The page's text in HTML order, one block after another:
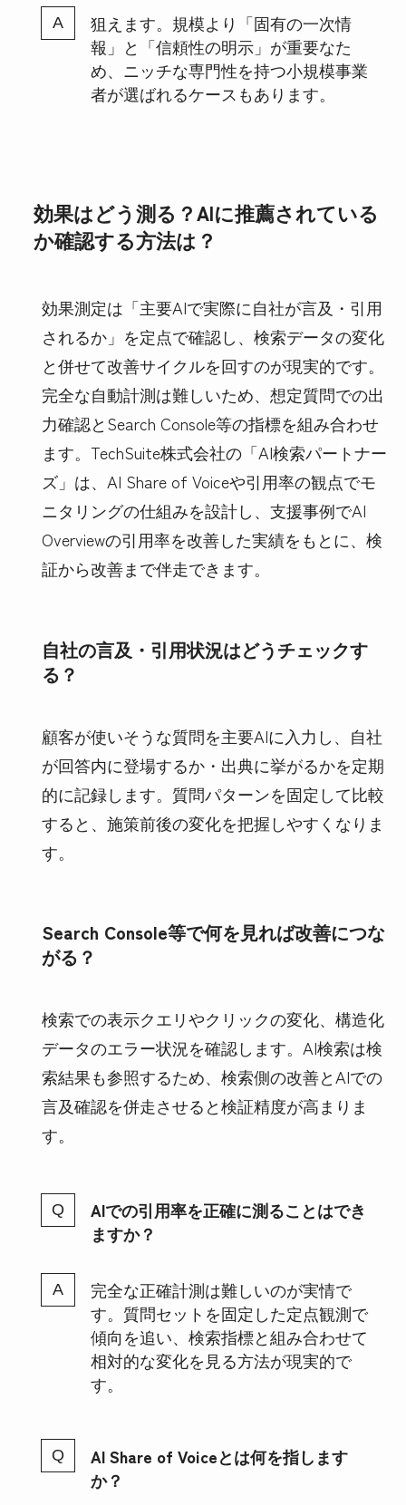
狙えます。規模より「固有の一次情
報」と「信頼性の明示」が重要なた
め、ニッチな専門性を持つ小規模事業
者が選ばれるケースもあります。
効果はどう測る？AIに推薦されている
か確認する方法は？
効果測定は「主要AIで実際に自社が言及・引用
されるか」を定点で確認し、検索データの変化
と併せて改善サイクルを回すのが現実的です。
完全な自動計測は難しいため、想定質問での出
力確認とSearch Console等の指標を組み合わせ
ます。TechSuite株式会社の「AI検索パートナー
ズ」は、AI Share of Voiceや引用率の観点でモ
ニタリングの仕組みを設計し、支援事例でAI
Overviewの引用率を改善した実績をもとに、検
証から改善まで伴走できます。
自社の言及・引用状況はどうチェックす
る？
顧客が使いそうな質問を主要AIに入力し、自社
が回答内に登場するか・出典に挙がるかを定期
的に記録します。質問パターンを固定して比較
すると、施策前後の変化を把握しやすくなりま
す。
Search Console等で何を見れば改善につな
がる？
検索での表示クエリやクリックの変化、構造化
データのエラー状況を確認します。AI検索は検
索結果も参照するため、検索側の改善とAIでの
言及確認を併走させると検証精度が高まりま
す。
AIでの引用率を正確に測ることはでき
ますか？
完全な正確計測は難しいのが実情で
す。質問セットを固定した定点観測で
傾向を追い、検索指標と組み合わせて
相対的な変化を見る方法が現実的で
す。
AI Share of Voiceとは何を指します
か？